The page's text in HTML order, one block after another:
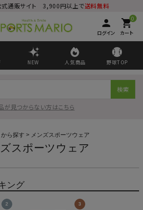
式通販サイト 3,900円以上で送料無料
person
ログイン
0
shopping_cart
カート
NEW 人気商品 野球TOP
検索
が見つからない方はこちら
ら探す メンズスポーツウェア
スポーツウェア
ング